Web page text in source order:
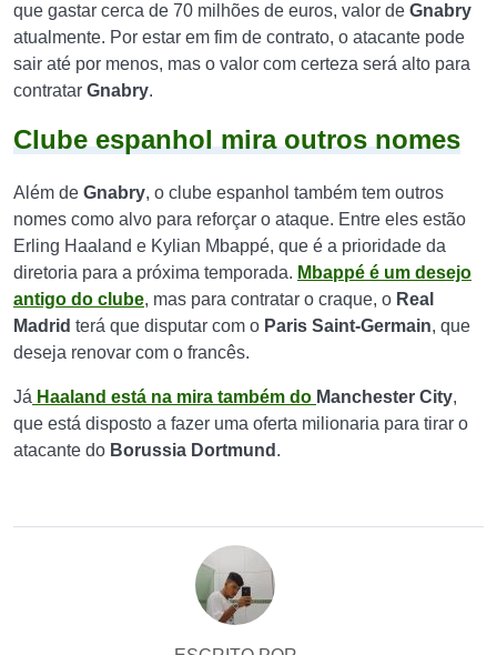
que gastar cerca de 70 milhões de euros, valor de Gnabry
atualmente. Por estar em fim de contrato, o atacante pode
sair até por menos, mas o valor com certeza será alto para
contratar Gnabry.
Clube espanhol mira outros nomes
Além de Gnabry, o clube espanhol também tem outros
nomes como alvo para reforçar o ataque. Entre eles estão
Erling Haaland e Kylian Mbappé, que é a prioridade da
diretoria para a próxima temporada. Mbappé é um desejo
antigo do clube, mas para contratar o craque, o Real
Madrid terá que disputar com o Paris Saint-Germain, que
deseja renovar com o francês.
Já Haaland está na mira também do Manchester City,
que está disposto a fazer uma oferta milionaria para tirar o
atacante do Borussia Dortmund .